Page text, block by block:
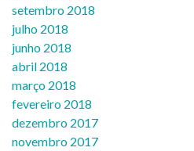
setembro 2018
julho 2018
junho 2018
abril 2018
março 2018
fevereiro 2018
dezembro 2017
novembro 2017